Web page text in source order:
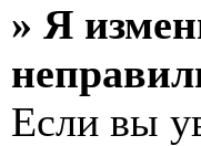
» Я
Если вы